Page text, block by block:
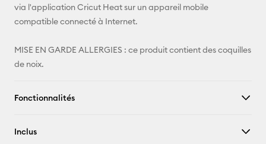
via l'application Cricut Heat sur un appareil mobile
compatible connecté à Internet.
MISE EN GARDE ALLERGIES : ce produit contient des coquilles
de noix.
Fonctionnalités
Inclus